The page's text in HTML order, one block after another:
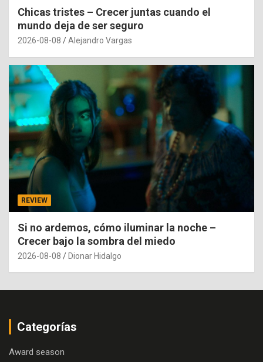
Chicas tristes – Crecer juntas cuando el
mundo deja de ser seguro
2026-08-08 Alejandro Vargas
REVIEW
Si no ardemos, cómo iluminar la noche –
Crecer bajo la sombra del miedo
2026-08-08 Dionar Hidalgo
Categorías
Award season